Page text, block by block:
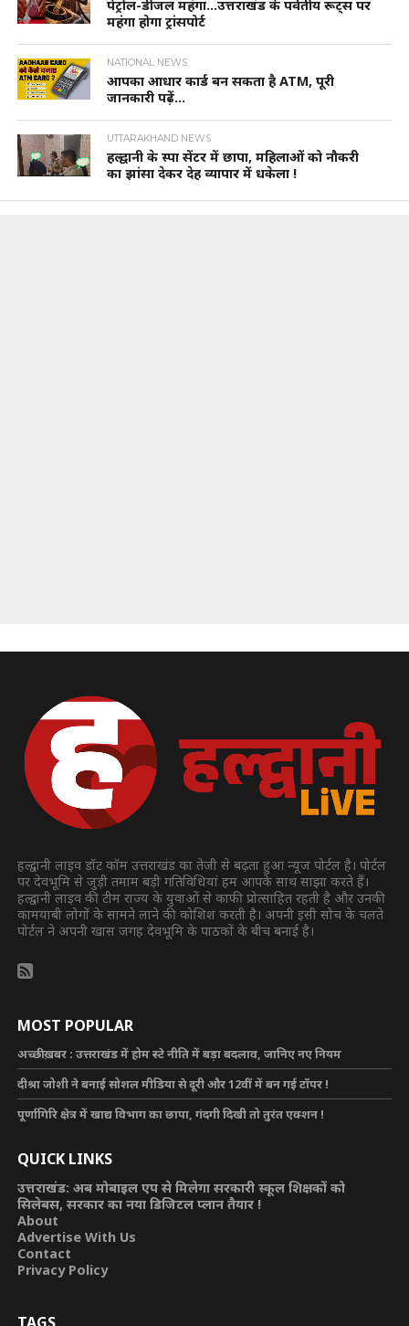
पेट्रोल-डीजल महंगा…उत्तराखंड के पर्वतीय रूट्स पर
महंगा होगा ट्रांसपोर्ट
NATIONAL NEWS
आपका आधार कार्ड बन सकता है ATM, पूरी
जानकारी पढ़ें…
UTTARAKHAND NEWS
हल्द्वानी के स्पा सेंटर में छापा, महिलाओं को नौकरी
का झांसा देकर देह व्यापार में धकेला !
हल्द्वानी लाइव डॉट कॉम उत्तराखंड का तेजी से बढ़ता हुआ न्यूज पोर्टल है। पोर्टल
पर देवभूमि से जुड़ी तमाम बड़ी गतिविधियां हम आपके साथ साझा करते हैं।
हल्द्वानी लाइव की टीम राज्य के युवाओं से काफी प्रोत्साहित रहती है और उनकी
कामयाबी लोगों के सामने लाने की कोशिश करती है। अपनी इसी सोच के चलते
पोर्टल ने अपनी खास जगह देवभूमि के पाठकों के बीच बनाई है।
MOST POPULAR
अच्छी ख़बर : उत्तराखंड में होम स्टे नीति में बड़ा बदलाव, जानिए नए नियम
दीश्रा जोशी ने बनाई सोशल मीडिया से दूरी और 12वीं में बन गई टॉपर !
पूर्णागिरि क्षेत्र में खाद्य विभाग का छापा, गंदगी दिखी तो तुरंत एक्शन !
QUICK LINKS
उत्तराखंड: अब मोबाइल एप से मिलेगा सरकारी स्कूल शिक्षकों को
सिलेबस, सरकार का नया डिजिटल प्लान तैयार !
About
Advertise With Us
Contact
Privacy Policy